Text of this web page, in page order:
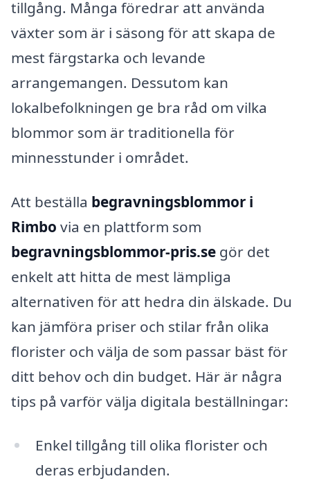
tillgång. Många föredrar att använda
växter som är i säsong för att skapa de
mest färgstarka och levande
arrangemangen. Dessutom kan
lokalbefolkningen ge bra råd om vilka
blommor som är traditionella för
minnesstunder i området.
Att beställa begravningsblommor i
Rimbo via en plattform som
begravningsblommor-pris.se gör det
enkelt att hitta de mest lämpliga
alternativen för att hedra din älskade. Du
kan jämföra priser och stilar från olika
florister och välja de som passar bäst för
ditt behov och din budget. Här är några
tips på varför välja digitala beställningar:
Enkel tillgång till olika florister och
deras erbjudanden.